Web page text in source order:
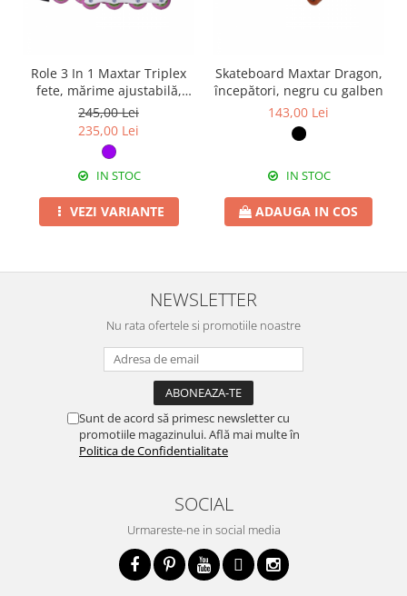
Role 3 In 1 Maxtar Triplex
fete, mărime ajustabilă,
mov/roz
245,00 Lei
235,00 Lei
IN STOC
VEZI VARIANTE
Skateboard Maxtar Dragon,
începători, negru cu galben
143,00 Lei
IN STOC
ADAUGA IN COS
NEWSLETTER
Nu rata ofertele si promotiile noastre
Sunt de acord să primesc newsletter cu
promotiile magazinului. Află mai multe în
Politica de Confidentialitate
SOCIAL
Urmareste-ne in social media